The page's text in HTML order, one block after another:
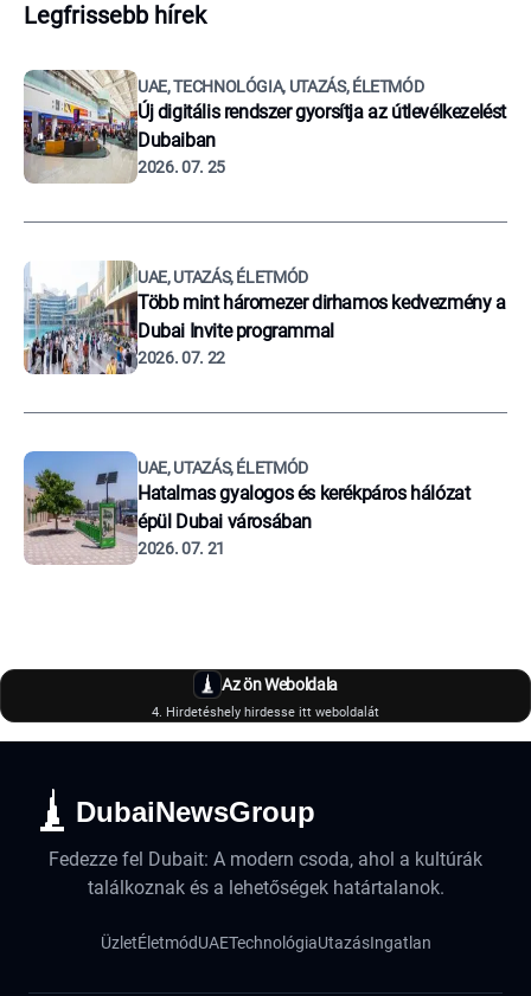
Legfrissebb hírek
UAE, TECHNOLÓGIA, UTAZÁS, ÉLETMÓD
Új digitális rendszer gyorsítja az útlevélkezelést
Dubaiban
2026. 07. 25
UAE, UTAZÁS, ÉLETMÓD
Több mint háromezer dirhamos kedvezmény a
Dubai Invite programmal
2026. 07. 22
UAE, UTAZÁS, ÉLETMÓD
Hatalmas gyalogos és kerékpáros hálózat
épül Dubai városában
2026. 07. 21
Az ön Weboldala
4. Hirdetéshely hirdesse itt weboldalát
DubaiNewsGroup
Fedezze fel Dubait: A modern csoda, ahol a kultúrák
találkoznak és a lehetőségek határtalanok.
ÜzletÉletmódUAETechnológiaUtazásIngatlan